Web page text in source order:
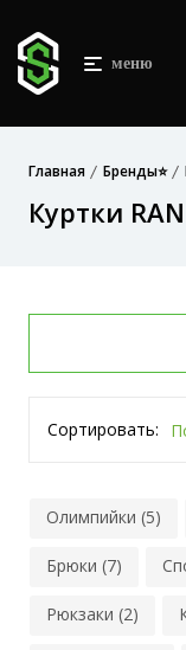
меню
Главная Бренды⭐
Куртки
Сортировать:
Олимпийки (5)
Брюки (7)
Рюкзаки (2)